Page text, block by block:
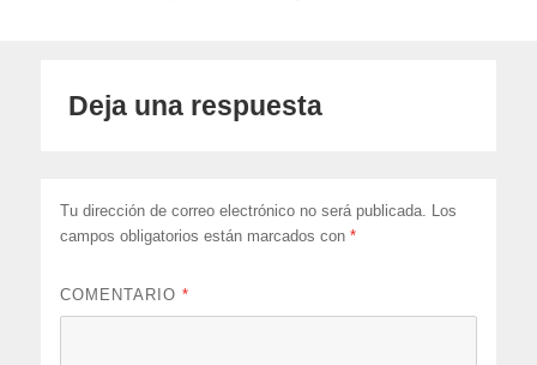
Deja una respuesta
Tu dirección de correo electrónico no será publicada. Los
campos obligatorios están marcados con*
COMENTARIO*